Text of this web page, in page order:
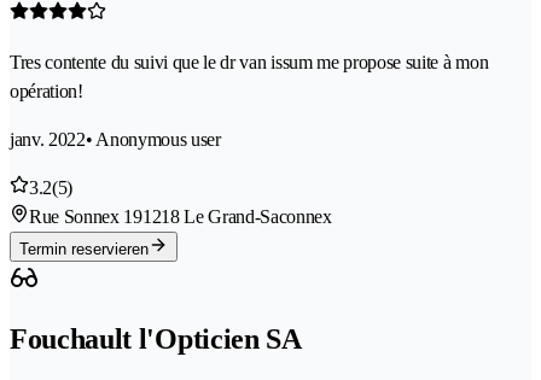
Tres contente du suivi que le dr van issum me propose suite à mon
opération!
janv. 2022• Anonymous user
3.2(5)
Rue Sonnex 191218 Le Grand-Saconnex
Termin reservieren
Fouchault l'Opticien SA